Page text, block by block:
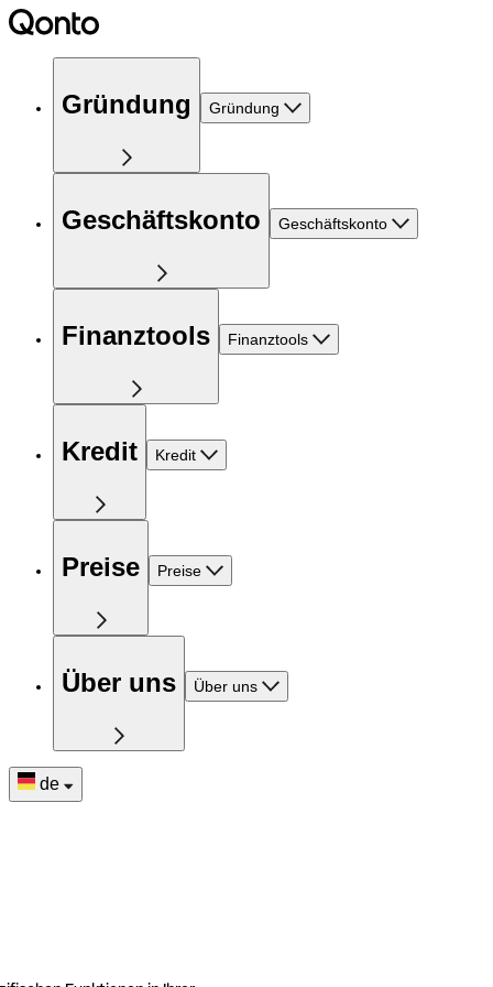
Gründung Gründung
Geschäftskonto Geschäftskonto
Finanztools Finanztools
Kredit Kredit
Preise Preise
Über uns Über uns
de